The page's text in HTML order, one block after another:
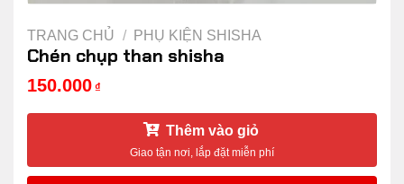
TRANG CHỦ / PHỤ KIỆN SHISHA
Chén chụp than shisha
150.000 ₫
Thêm vào giỏ